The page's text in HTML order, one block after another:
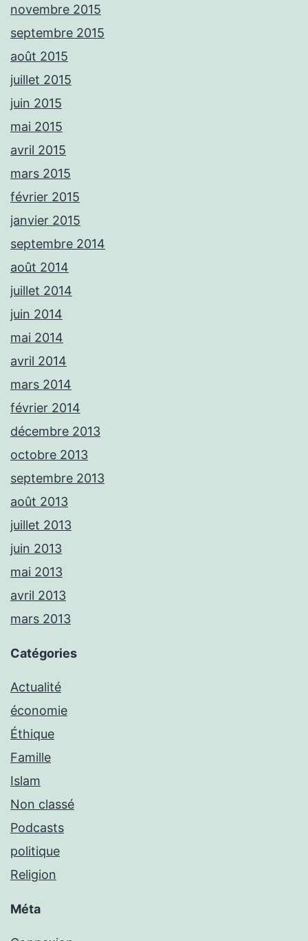
novembre 2015
septembre 2015
août 2015
juillet 2015
juin 2015
mai 2015
avril 2015
mars 2015
février 2015
janvier 2015
septembre 2014
août 2014
juillet 2014
juin 2014
mai 2014
avril 2014
mars 2014
février 2014
décembre 2013
octobre 2013
septembre 2013
août 2013
juillet 2013
juin 2013
mai 2013
avril 2013
mars 2013
Catégories
Actualité
économie
Éthique
Famille
Islam
Non classé
Podcasts
politique
Religion
Méta